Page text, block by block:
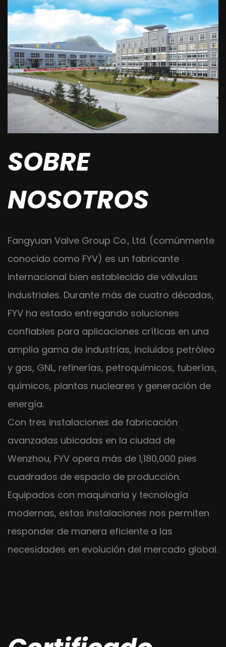
SOBRE
NOSOTROS
Fangyuan Valve Group Co., Ltd. (comúnmente
conocido como FYV) es un fabricante
internacional bien establecido de válvulas
industriales. Durante más de cuatro décadas,
FYV ha estado entregando soluciones
confiables para aplicaciones críticas en una
amplia gama de industrias, incluidos petróleo
y gas, GNL, refinerías, petroquímicos, tuberías,
químicos, plantas nucleares y generación de
energía.
Con tres instalaciones de fabricación
avanzadas ubicadas en la ciudad de
Wenzhou, FYV opera más de 1,180,000 pies
cuadrados de espacio de producción.
Equipados con maquinaria y tecnología
modernas, estas instalaciones nos permiten
responder de manera eficiente a las
necesidades en evolución del mercado global.